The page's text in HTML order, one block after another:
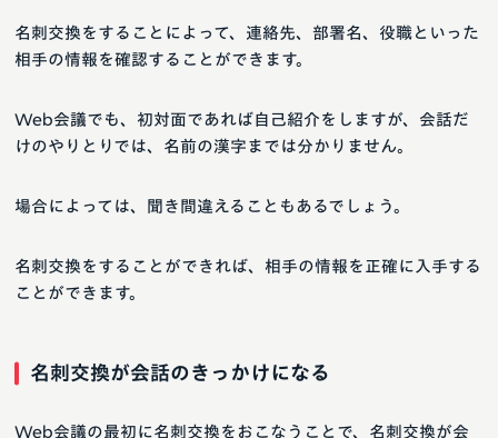
名刺交換をすることによって、連絡先、部署名、役職といった
相手の情報を確認することができます。
Web会議でも、初対面であれば自己紹介をしますが、会話だ
けのやりとりでは、名前の漢字までは分かりません。
場合によっては、聞き間違えることもあるでしょう。
名刺交換をすることができれば、相手の情報を正確に入手する
ことができます。
名刺交換が会話のきっかけになる
Web会議の最初に名刺交換をおこなうことで、名刺交換が会